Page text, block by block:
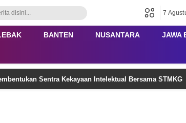
7
BANTEN NUSANTARA JAWA
Sentra Kekayaan Intelektual Bersama STMKG